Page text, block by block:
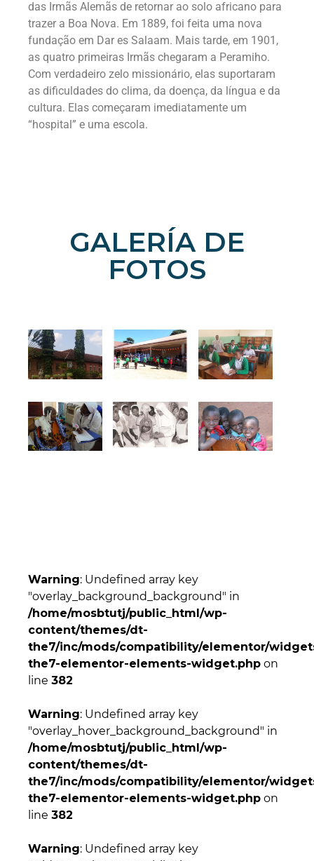
das Irmãs Alemãs de retornar ao solo africano para
trazer a Boa Nova. Em 1889, foi feita uma nova
fundação em Dar es Salaam. Mais tarde, em 1901,
as quatro primeiras Irmãs chegaram a Peramiho.
Com verdadeiro zelo missionário, elas suportaram
as dificuldades do clima, da doença, da língua e da
cultura. Elas começaram imediatamente um
“hospital” e uma escola.
GALERÍA DE
FOTOS
Warning: Undefined array key
"overlay_background_background" in
/home/mosbtutj/public_html/wp-
content/themes/dt-
the7/inc/mods/compatibility/elementor/
the7-elementor-elements-widget.php on
line 382
Warning: Undefined array key
"overlay_hover_background_background" in
/home/mosbtutj/public_html/wp-
content/themes/dt-
the7/inc/mods/compatibility/elementor/
the7-elementor-elements-widget.php on
line 382
Warning: Undefined array key